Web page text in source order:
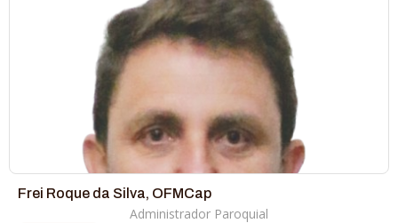
Frei Roque da Silva, OFMCap
Administrador Paroquial